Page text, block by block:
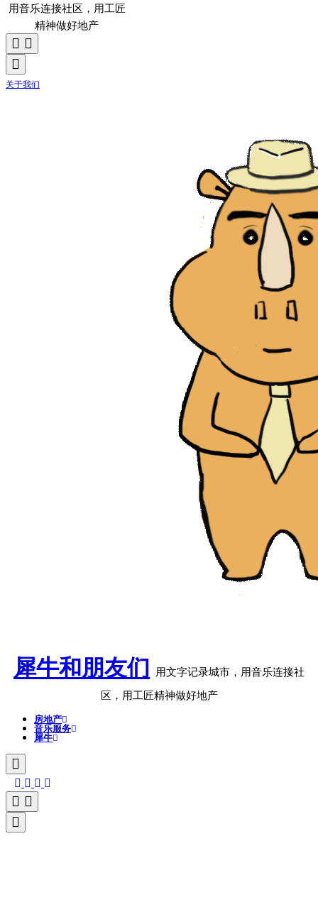
用音乐连接社区，用工匠
精神做好地产
关于我们
犀牛和朋友们 用文字记录城市，用音乐连接社
区，用工匠精神做好地产
房地产
音乐服务
犀牛